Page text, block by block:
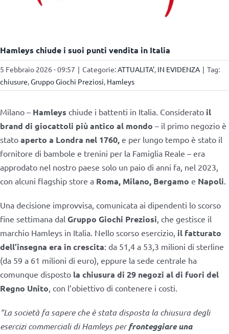
Hamleys chiude i suoi punti vendita in Italia
5 Febbraio 2026 - 09:57 | Categorie:ATTUALITA', IN EVIDENZA | Tag:
chiusure,Gruppo Giochi Preziosi, Hamleys
Milano – Hamleys chiude i battenti in Italia. Considerato il
brand di giocattoli più antico al mondo – il primo negozio è
stato aperto a Londra nel 1760, e per lungo tempo è stato il
fornitore di bambole e trenini per la Famiglia Reale – era
approdato nel nostro paese solo un paio di anni fa, nel 2023,
con alcuni flagship store a Roma, Milano, Bergamo e Napoli.
Una decisione improvvisa, comunicata ai dipendenti lo scorso
fine settimana dal Gruppo Giochi Preziosi, che gestisce il
marchio Hamleys in Italia. Nello scorso esercizio, il fatturato
dell’insegna era in crescita: da 51,4 a 53,3 milioni di sterline
(da 59 a 61 milioni di euro), eppure la sede centrale ha
comunque disposto la chiusura di 29 negozi al di fuori del
Regno Unito, con l’obiettivo di contenere i costi.
“La società fa sapere che è stata disposta la chiusura degli
esercizi commerciali di Hamleys perfronteggiare una